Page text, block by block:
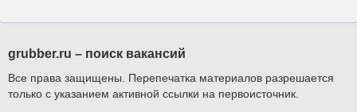
grubber.ru – поиск вакансий
Все права защищены. Перепечатка материалов разрешается
только с указанием активной ссылки на первоисточник.